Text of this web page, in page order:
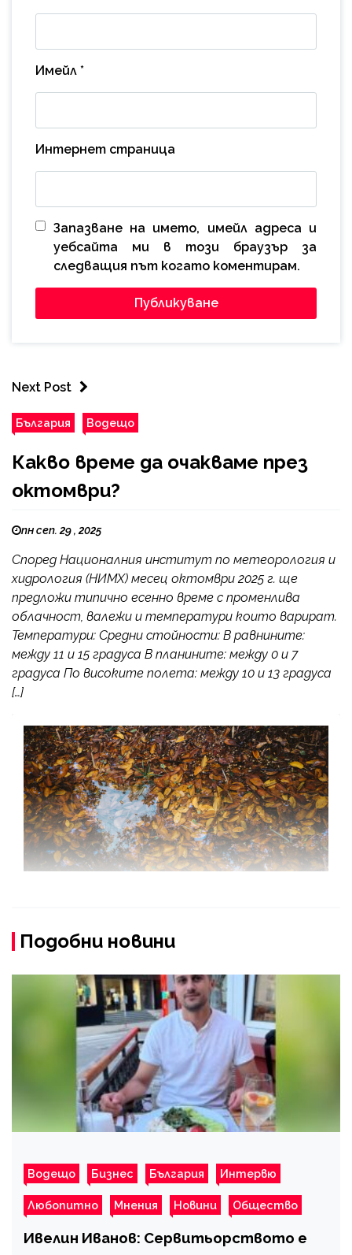
Имейл *
Интернет страница
Запазване на името, имейл адреса и
уебсайта ми в този браузър за
следващия път когато коментирам.
Next Post
България Водещо
Какво време да очакваме през
октомври?
пн сеп. 29 , 2025
Според Националния институт по метеорология и
хидрология (НИМХ) месец октомври 2025 г. ще
предложи типично есенно време с променлива
облачност, валежи и температури които варират.
Температури: Средни стойности: В равнините:
между 11 и 15 градуса В планините: между 0 и 7
градуса По високите полета: между 10 и 13 градуса
[…]
Подобни новини
Водещо Бизнес България Интервю
Любопитно Мнения Новини Общество
Ивелин Иванов: Сервитьорството е